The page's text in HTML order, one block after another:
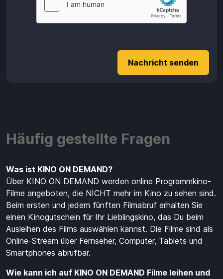
Häufig gestellte Fragen
Was ist KINO ON DEMAND?
Über KINO ON DEMAND werden online Programmkino-
Filme angeboten, die NICHT mehr im Kino zu sehen sind.
Beim ersten und jedem fünften Filmabruf erhalten Sie
einen Kinogutschein für Ihr Lieblingskino, das Du beim
Ausleihen des Films auswählen kannst. Die Filme sind als
Online-Stream über Fernseher, Computer, Tablets und
Smartphones abrufbar.
Wie kann ich auf KINO ON DEMAND Filme leihen und